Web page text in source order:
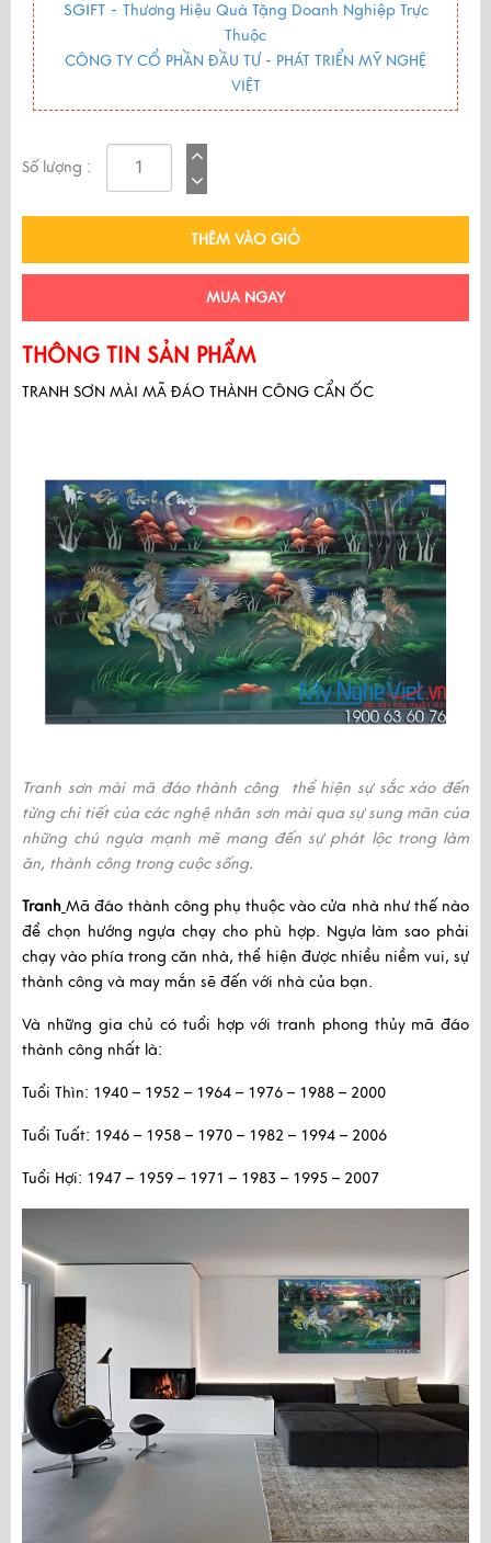
SGIFT - Thương Hiệu Quà Tặng Doanh Nghiệp Trực
Thuộc
CÔNG TY CỔ PHẦN ĐẦU TƯ - PHÁT TRIỂN MỸ NGHỆ
VIỆT
Số lượng :
THÊM VÀO GIỎ
MUA NGAY
THÔNG TIN SẢN PHẨM
TRANH SƠN MÀI MÃ ĐÁO THÀNH CÔNG CẨN ỐC
Tranh sơn mài mã đáo thành côngthể hiện sự sắc xảo đến
từng chi tiết của các nghệ nhân sơn mài qua sự sung mãn của
những chú ngựa mạnh mẽ mang đến sự phát lộc trong làm
ăn, thành công trong cuộc sống.
Tranh Mã đáo thành công phụ thuộc vào cửa nhà như thế nào
để chọn hướng ngựa chạy cho phù hợp. Ngựa làm sao phải
chạy vào phía trong căn nhà, thể hiện được nhiều niềm vui, sự
thành công và may mắn sẽ đến với nhà của bạn.
Và những gia chủ có tuổi hợp với tranh phong thủy mã đáo
thành công nhất là:
Tuổi Thìn: 1940 – 1952 – 1964 – 1976 – 1988 – 2000
Tuổi Tuất: 1946 – 1958 – 1970 – 1982 – 1994 – 2006
Tuổi Hợi: 1947 – 1959 – 1971 – 1983 – 1995 – 2007